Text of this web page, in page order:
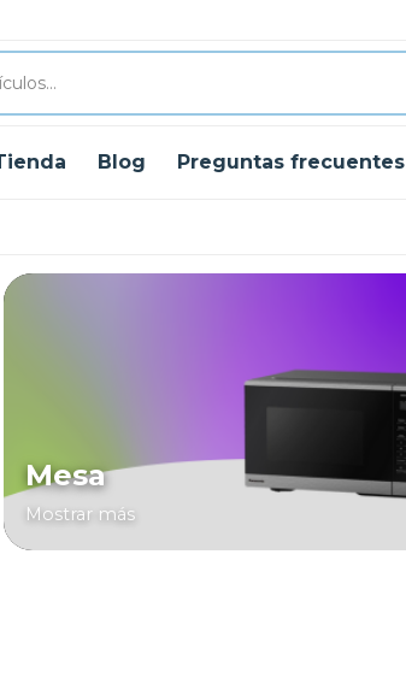
Blog Preguntas frecuentes
Mesa
Mostrar más